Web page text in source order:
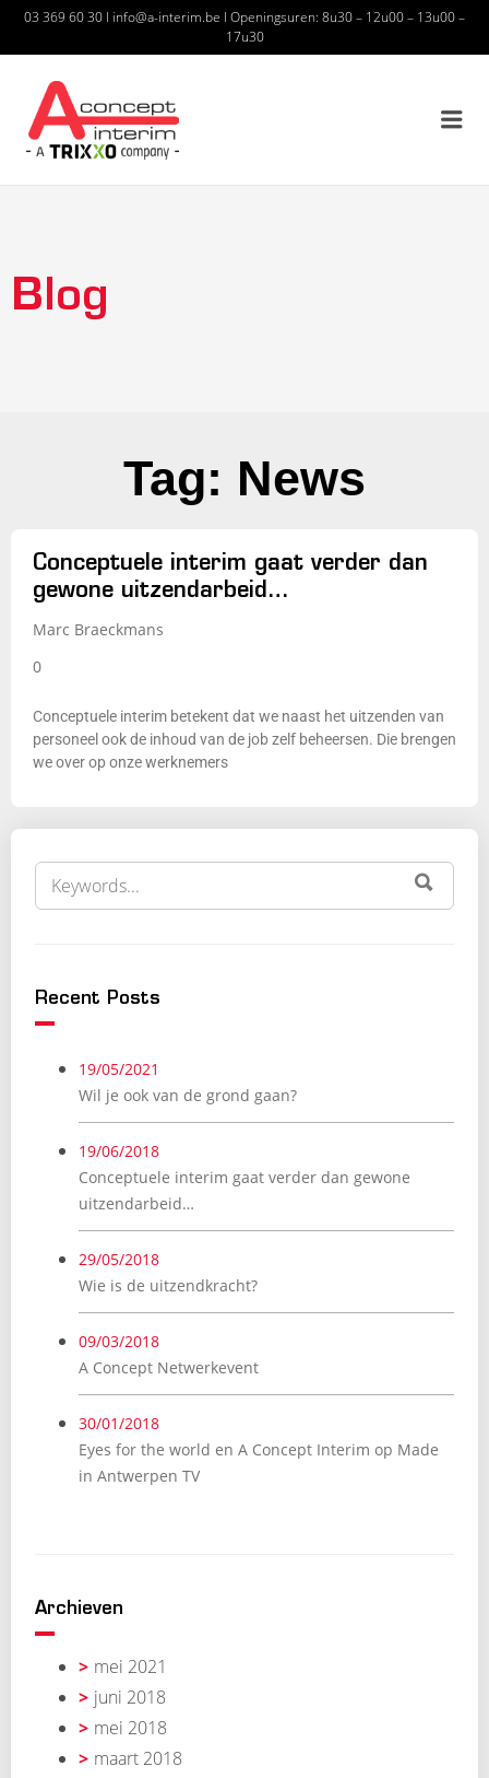
03 369 60 30 I info@a-interim.be I Openingsuren: 8u30 – 12u00 – 13u00 –
17u30
Blog
Tag: News
Conceptuele interim gaat verder dan
gewone uitzendarbeid…
Marc Braeckmans
0
Conceptuele interim betekent dat we naast het uitzenden van
personeel ook de inhoud van de job zelf beheersen. Die brengen
we over op onze werknemers
Recent Posts
19/05/2021
Wil je ook van de grond gaan?
19/06/2018
Conceptuele interim gaat verder dan gewone
uitzendarbeid…
29/05/2018
Wie is de uitzendkracht?
09/03/2018
A Concept Netwerkevent
30/01/2018
Eyes for the world en A Concept Interim op Made
in Antwerpen TV
Archieven
mei 2021
juni 2018
mei 2018
maart 2018